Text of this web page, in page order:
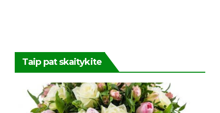
Taip pat skaitykite